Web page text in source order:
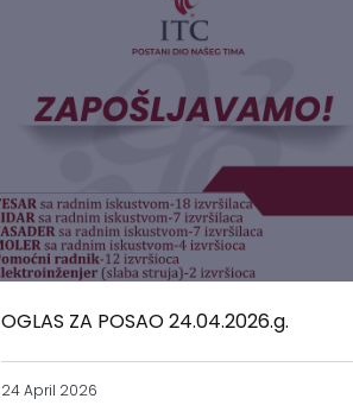
OGLAS ZA POSAO 24.04.2026.g.
24 April 2026